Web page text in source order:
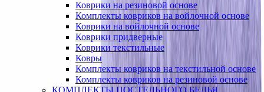
Коврики на резиновой основе
Комплекты ковриков на войлочной основе
Коврики на войлочной основе
Коврики придверные
Коврики текстильные
Ковры
Комплекты ковриков на текстильной основе
Комплекты ковриков на резиновой основе